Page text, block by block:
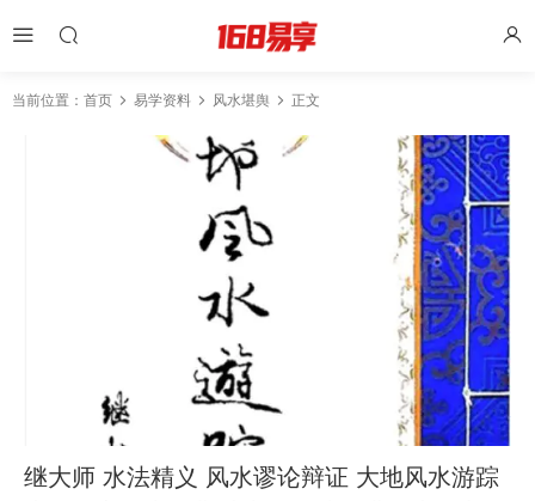
当前位置： 首页 易学资料 风水堪舆 正文
继大师 水法精义 风水谬论辩证 大地风水游踪